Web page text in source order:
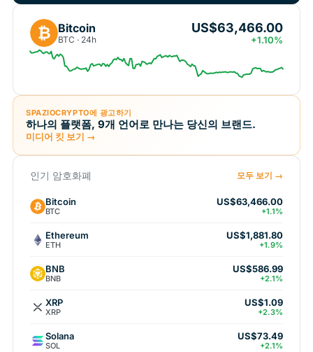
₿ Bitcoin
BTC · 24h
US$63,466.00
+1.10%
SPAZIOCRYPTO에 광고하기
하나의 플랫폼, 9개 언어로 만나는 당신의 브랜드.
미디어 킷 보기 →
인기 암호화폐 모두 보기 →
Bitcoin
BTC
US$63,466.00
+1.1%
Ethereum
ETH
US$1,881.80
+1.9%
BNB
BNB
US$586.99
+2.1%
XRP
XRP
US$1.09
+2.3%
Solana
SOL
US$73.49
+2.1%